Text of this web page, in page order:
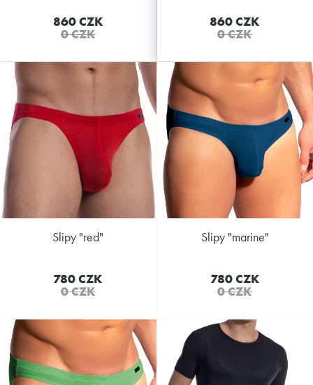
860 CZK
0 CZK
860 CZK
0 CZK
slipy "red"
780 CZK
0 CZK
slipy "marine"
780 CZK
0 CZK